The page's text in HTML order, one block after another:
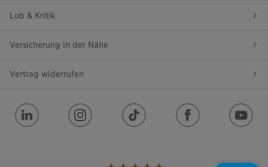
Lob & Kritik
Versicherung in der Nähe
Vertrag widerrufen